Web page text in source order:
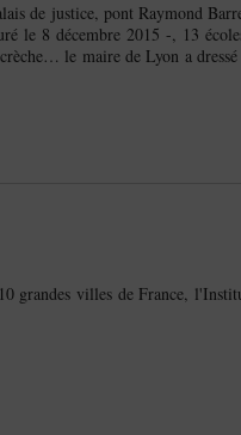
de justice, pont Raymond
le 8 décembre 2015 -, 13
le maire de Lyon a
grandes villes de France,